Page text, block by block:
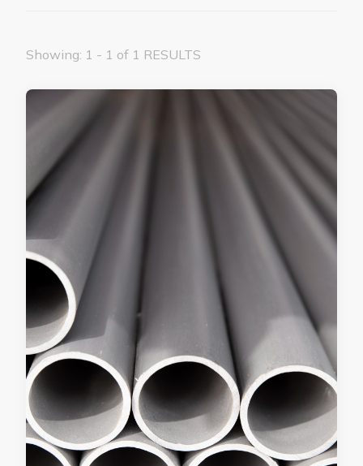
Showing: 1 - 1 of 1 RESULTS